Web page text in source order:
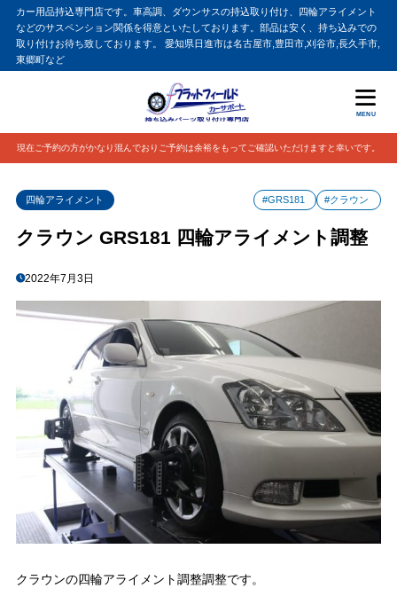
カー用品持込専門店です。車高調、ダウンサスの持込取り付け、四輪アライメント
などのサスペンション関係を得意といたしております。部品は安く、持ち込みでの
取り付けお待ち致しております。 愛知県日進市は名古屋市,豊田市,刈谷市,長久手市,
東郷町など
MENU
現在ご予約の方がかなり混んでおりご予約は余裕をもってご確認いただけますと幸いです。
四輪アライメント #GRS181 #クラウン
クラウン GRS181 四輪アライメント調整
2022年7月3日
クラウンの四輪アライメント調整調整です。